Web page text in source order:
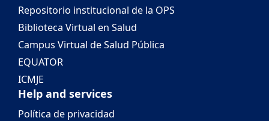
Repositorio institucional de la OPS
Biblioteca Virtual en Salud
Campus Virtual de Salud Pública
EQUATOR
ICMJE
Help and services
Política de privacidad